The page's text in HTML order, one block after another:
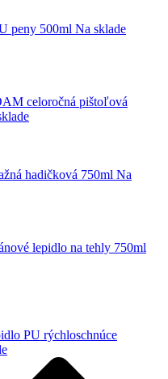
peny 500ml Na sklade
celoročná pištoľová
hadičková 750ml Na
lepidlo na tehly 750ml
PU rýchloschnúce